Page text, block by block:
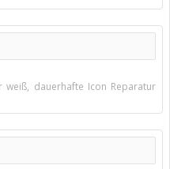
dauerhafte Icon Reparatur